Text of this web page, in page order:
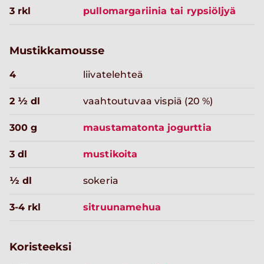
3 rkl pullomargariinia tai rypsiöljyä
Mustikkamousse
4 liivatelehteä
2 ½ dl vaahtoutuvaa vispiä (20 %)
300 g maustamatonta jogurttia
3 dl mustikoita
½ dl sokeria
3-4 rkl sitruunamehua
Koristeeksi